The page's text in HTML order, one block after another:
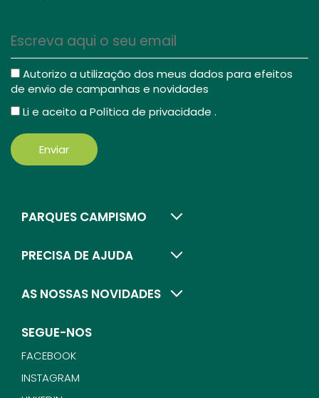
Autorizo a utilização dos meus dados para efeitos
de envio de campanhas e novidades
Li e aceito aPolítica de privacidade .
Enviar
PARQUES CAMPISMO
PRECISA DE AJUDA
AS NOSSAS NOVIDADES
SEGUE-NOS
FACEBOOK
INSTAGRAM